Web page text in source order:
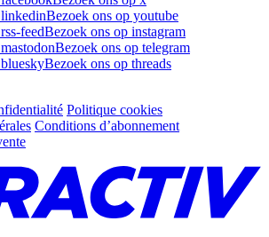
Bezoek ons op youtube
feedBezoek ons op instagram
Bezoek ons op telegram
Bezoek ons op threads
Politique cookies
Conditions d’abonnement